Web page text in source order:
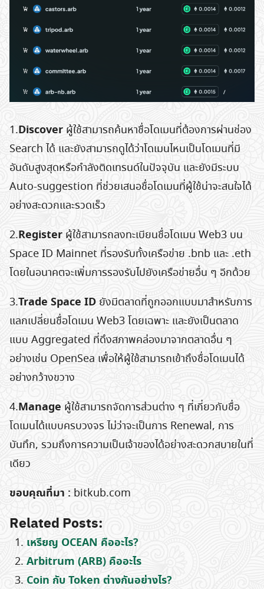
for:
1.Discover ผู้ใช้สามารถค้นหาชื่อโดเมนที่ต้องการผ่านช่อง
Search ได้ และยังสามารถดูได้ว่าโดเมนไหนเป็นโดเมนที่มี
อันดับสูงสุดหรือกำลังติดเทรนด์ในปัจจุบัน และยังมีระบบ
Auto-suggestion ที่ช่วยเสนอชื่อโดเมนที่ผู้ใช้น่าจะสนใจได้
อย่างสะดวกและรวดเร็ว
2.Register ผู้ใช้สามารถลงทะเบียนชื่อโดเมน Web3 บน
Space ID Mainnet ที่รองรับทั้งเครือข่าย .bnb และ .eth
โดยในอนาคตจะเพิ่มการรองรับไปยังเครือข่ายอื่น ๆ อีกด้วย
3.Trade Space ID ยังมีตลาดที่ถูกออกแบบมาสำหรับการ
แลกเปลี่ยนชื่อโดเมน Web3 โดยเฉพาะ และยังเป็นตลาด
แบบ Aggregated ที่ดึงสภาพคล่องมาจากตลาดอื่น ๆ
อย่างเช่น OpenSea เพื่อให้ผู้ใช้สามารถเข้าถึงชื่อโดเมนได้
อย่างกว้างขวาง
4.Manage ผู้ใช้สามารถจัดการส่วนต่าง ๆ ที่เกี่ยวกับชื่อ
โดเมนได้แบบครบวงจร ไม่ว่าจะเป็นการ Renewal, การ
บันทึก, รวมถึงการความเป็นเจ้าของได้อย่างสะดวกสบายในที่
เดียว
ขอบคุณที่มา : bitkub.com
Related Posts:
เหรียญ OCEAN คืออะไร?
Arbitrum (ARB) คืออะไร
Coin กับ Token ต่างกันอย่างไร?